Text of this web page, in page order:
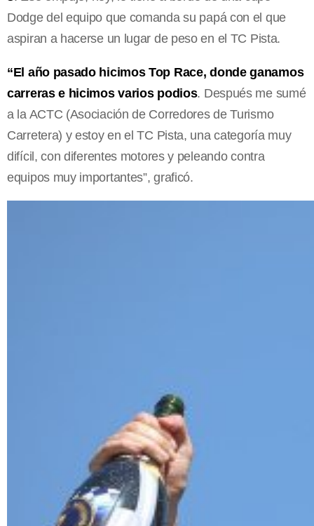
Dodge del equipo que comanda su papá con el que
aspiran a hacerse un lugar de peso en el TC Pista.
“El año pasado hicimos Top Race, donde ganamos
carreras e hicimos varios podios. Después me sumé
a la ACTC (Asociación de Corredores de Turismo
Carretera) y estoy en el TC Pista, una categoría muy
difícil, con diferentes motores y peleando contra
equipos muy importantes”, graficó.